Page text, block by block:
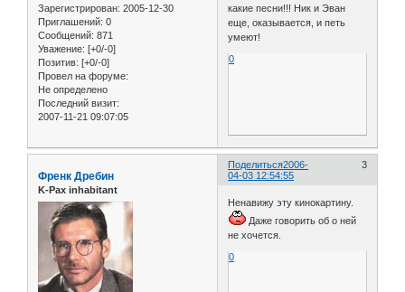
Зарегистрирован: 2005-12-30
Приглашений: 0
Сообщений: 871
Уважение: [+0/-0]
Позитив: [+0/-0]
Провел на форуме:
Не определено
Последний визит:
2007-11-21 09:07:05
какие песни!!! Ник и Эван
еще, оказывается, и петь
умеют!
0
Поделиться 3
2006-
04-03 12:54:55
Френк Дребин
K-Pax inhabitant
Ненавижу эту кинокартину.
Даже говорить об о ней
не хочется.
0